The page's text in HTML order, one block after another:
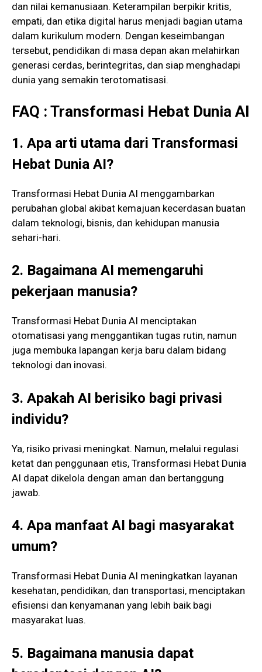
dan nilai kemanusiaan. Keterampilan berpikir kritis,
empati, dan etika digital harus menjadi bagian utama
dalam kurikulum modern. Dengan keseimbangan
tersebut, pendidikan di masa depan akan melahirkan
generasi cerdas, berintegritas, dan siap menghadapi
dunia yang semakin terotomatisasi.
FAQ : Transformasi Hebat Dunia AI
1. Apa arti utama dari Transformasi
Hebat Dunia AI?
Transformasi Hebat Dunia AI menggambarkan
perubahan global akibat kemajuan kecerdasan buatan
dalam teknologi, bisnis, dan kehidupan manusia
sehari-hari.
2. Bagaimana AI memengaruhi
pekerjaan manusia?
Transformasi Hebat Dunia AI menciptakan
otomatisasi yang menggantikan tugas rutin, namun
juga membuka lapangan kerja baru dalam bidang
teknologi dan inovasi.
3. Apakah AI berisiko bagi privasi
individu?
Ya, risiko privasi meningkat. Namun, melalui regulasi
ketat dan penggunaan etis, Transformasi Hebat Dunia
AI dapat dikelola dengan aman dan bertanggung
jawab.
4. Apa manfaat AI bagi masyarakat
umum?
Transformasi Hebat Dunia AI meningkatkan layanan
kesehatan, pendidikan, dan transportasi, menciptakan
efisiensi dan kenyamanan yang lebih baik bagi
masyarakat luas.
5. Bagaimana manusia dapat